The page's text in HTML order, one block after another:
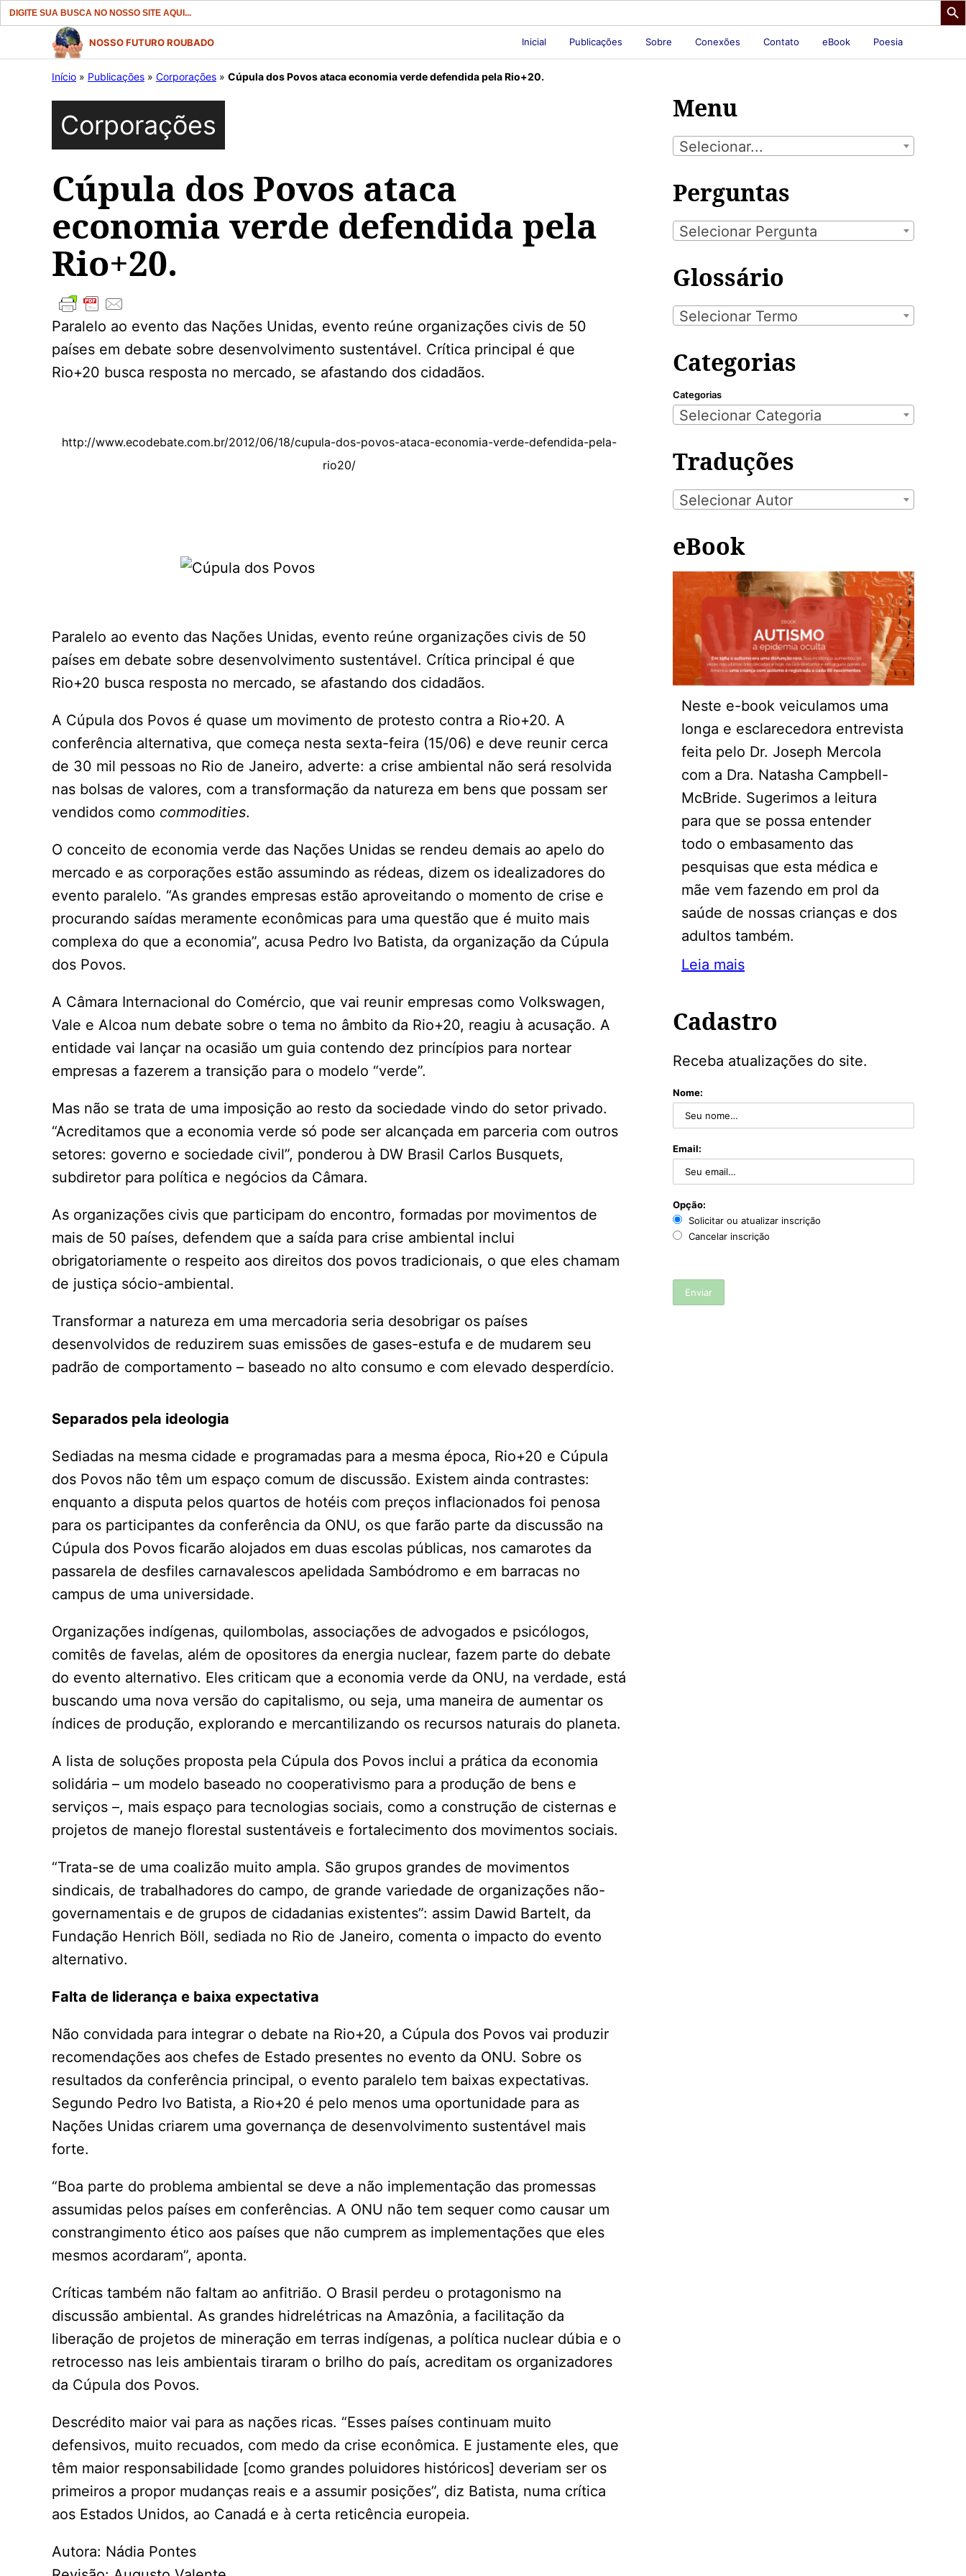
Search
for:
conteúdo
NOSSO FUTURO ROUBADO Inicial Publicações Sobre Conexões Contato eBook Poesia
Início » Publicações » Corporações » Cúpula dos Povos ataca economia verde defendida pela Rio+20.
Corporações
Cúpula dos Povos ataca
economia verde defendida pela
Rio+20.
Paralelo ao evento das Nações Unidas, evento reúne organizações civis de 50
países em debate sobre desenvolvimento sustentável. Crítica principal é que
Rio+20 busca resposta no mercado, se afastando dos cidadãos.
http://www.ecodebate.com.br/2012/06/18/cupula-dos-povos-ataca-economia-verde-defendida-pela-
rio20/
Paralelo ao evento das Nações Unidas, evento reúne organizações civis de 50
países em debate sobre desenvolvimento sustentável. Crítica principal é que
Rio+20 busca resposta no mercado, se afastando dos cidadãos.
A Cúpula dos Povos é quase um movimento de protesto contra a Rio+20. A
conferência alternativa, que começa nesta sexta-feira (15/06) e deve reunir cerca
de 30 mil pessoas no Rio de Janeiro, adverte: a crise ambiental não será resolvida
nas bolsas de valores, com a transformação da natureza em bens que possam ser
vendidos como commodities.
O conceito de economia verde das Nações Unidas se rendeu demais ao apelo do
mercado e as corporações estão assumindo as rédeas, dizem os idealizadores do
evento paralelo. “As grandes empresas estão aproveitando o momento de crise e
procurando saídas meramente econômicas para uma questão que é muito mais
complexa do que a economia”, acusa Pedro Ivo Batista, da organização da Cúpula
dos Povos.
A Câmara Internacional do Comércio, que vai reunir empresas como Volkswagen,
Vale e Alcoa num debate sobre o tema no âmbito da Rio+20, reagiu à acusação. A
entidade vai lançar na ocasião um guia contendo dez princípios para nortear
empresas a fazerem a transição para o modelo “verde”.
Mas não se trata de uma imposição ao resto da sociedade vindo do setor privado.
“Acreditamos que a economia verde só pode ser alcançada em parceria com outros
setores: governo e sociedade civil”, ponderou à DW Brasil Carlos Busquets,
subdiretor para política e negócios da Câmara.
As organizações civis que participam do encontro, formadas por movimentos de
mais de 50 países, defendem que a saída para crise ambiental inclui
obrigatoriamente o respeito aos direitos dos povos tradicionais, o que eles chamam
de justiça sócio-ambiental.
Transformar a natureza em uma mercadoria seria desobrigar os países
desenvolvidos de reduzirem suas emissões de gases-estufa e de mudarem seu
padrão de comportamento – baseado no alto consumo e com elevado desperdício.
Separados pela ideologia
Sediadas na mesma cidade e programadas para a mesma época, Rio+20 e Cúpula
dos Povos não têm um espaço comum de discussão. Existem ainda contrastes:
enquanto a disputa pelos quartos de hotéis com preços inflacionados foi penosa
para os participantes da conferência da ONU, os que farão parte da discussão na
Cúpula dos Povos ficarão alojados em duas escolas públicas, nos camarotes da
passarela de desfiles carnavalescos apelidada Sambódromo e em barracas no
campus de uma universidade.
Organizações indígenas, quilombolas, associações de advogados e psicólogos,
comitês de favelas, além de opositores da energia nuclear, fazem parte do debate
do evento alternativo. Eles criticam que a economia verde da ONU, na verdade, está
buscando uma nova versão do capitalismo, ou seja, uma maneira de aumentar os
índices de produção, explorando e mercantilizando os recursos naturais do planeta.
A lista de soluções proposta pela Cúpula dos Povos inclui a prática da economia
solidária – um modelo baseado no cooperativismo para a produção de bens e
serviços –, mais espaço para tecnologias sociais, como a construção de cisternas e
projetos de manejo florestal sustentáveis e fortalecimento dos movimentos sociais.
“Trata-se de uma coalizão muito ampla. São grupos grandes de movimentos
sindicais, de trabalhadores do campo, de grande variedade de organizações não-
governamentais e de grupos de cidadanias existentes”: assim Dawid Bartelt, da
Fundação Henrich Böll, sediada no Rio de Janeiro, comenta o impacto do evento
alternativo.
Falta de liderança e baixa expectativa
Não convidada para integrar o debate na Rio+20, a Cúpula dos Povos vai produzir
recomendações aos chefes de Estado presentes no evento da ONU. Sobre os
resultados da conferência principal, o evento paralelo tem baixas expectativas.
Segundo Pedro Ivo Batista, a Rio+20 é pelo menos uma oportunidade para as
Nações Unidas criarem uma governança de desenvolvimento sustentável mais
forte.
“Boa parte do problema ambiental se deve a não implementação das promessas
assumidas pelos países em conferências. A ONU não tem sequer como causar um
constrangimento ético aos países que não cumprem as implementações que eles
mesmos acordaram”, aponta.
Críticas também não faltam ao anfitrião. O Brasil perdeu o protagonismo na
discussão ambiental. As grandes hidrelétricas na Amazônia, a facilitação da
liberação de projetos de mineração em terras indígenas, a política nuclear dúbia e o
retrocesso nas leis ambientais tiraram o brilho do país, acreditam os organizadores
da Cúpula dos Povos.
Descrédito maior vai para as nações ricas. “Esses países continuam muito
defensivos, muito recuados, com medo da crise econômica. E justamente eles, que
têm maior responsabilidade [como grandes poluidores históricos] deveriam ser os
primeiros a propor mudanças reais e a assumir posições”, diz Batista, numa crítica
aos Estados Unidos, ao Canadá e à certa reticência europeia.
Autora: Nádia Pontes
Menu
Selecionar...
Perguntas
Selecionar Pergunta
Glossário
Selecionar Termo
Categorias
Categorias
Selecionar Categoria
Traduções
Selecionar Autor
eBook
Neste e-book veiculamos uma
longa e esclarecedora entrevista
feita pelo Dr. Joseph Mercola
com a Dra. Natasha Campbell-
McBride. Sugerimos a leitura
para que se possa entender
todo o embasamento das
pesquisas que esta médica e
mãe vem fazendo em prol da
saúde de nossas crianças e dos
adultos também.
Leia mais
Cadastro
Receba atualizações do site.
Nome:
Email:
Opção:
Solicitar ou atualizar inscrição
Cancelar inscrição